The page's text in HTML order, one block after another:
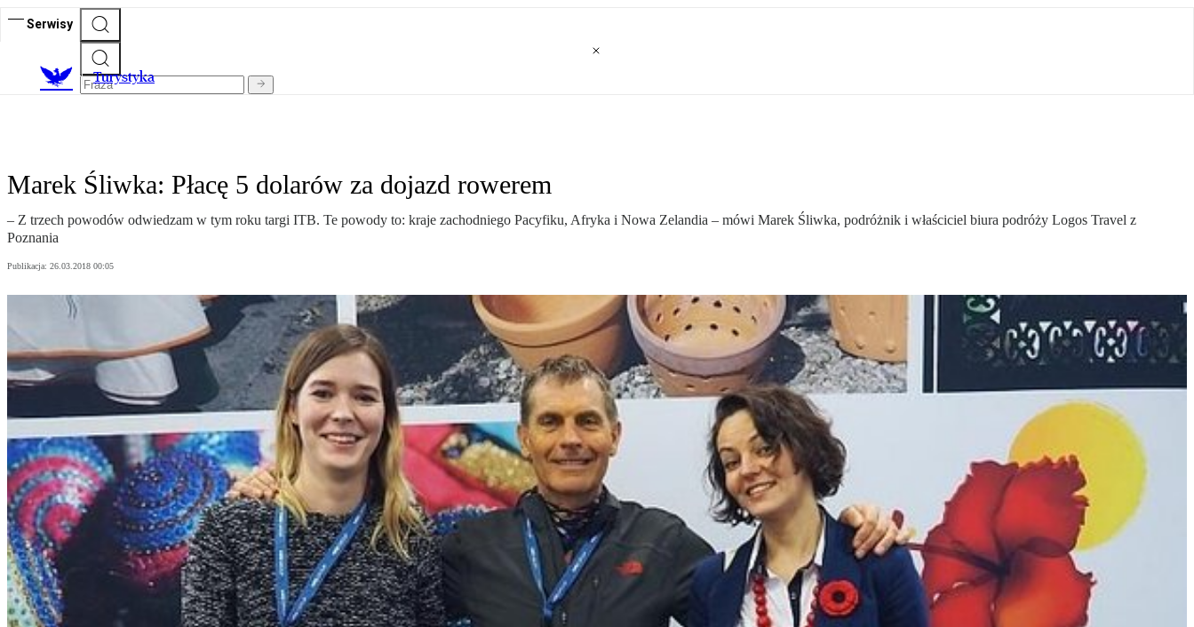
Serwisy
Turystyka
Marek Śliwka: Płacę 5 dolarów za dojazd rowerem
– Z trzech powodów odwiedzam w tym roku targi ITB. Te powody to: kraje zachodniego Pacyfiku, Afryka i Nowa Zelandia – mówi Marek Śliwka, podróżnik i właściciel biura podróży Logos Travel z
Poznania
Publikacja: 26.03.2018 00:05